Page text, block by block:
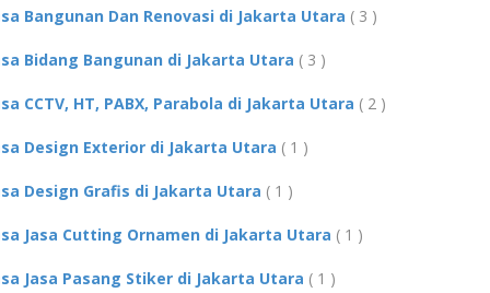
Bangunan Dan Renovasi di Jakarta Utara ( 3 )
Bidang Bangunan di Jakarta Utara ( 3 )
CCTV, HT, PABX, Parabola di Jakarta Utara ( 2 )
Design Exterior di Jakarta Utara ( 1 )
Design Grafis di Jakarta Utara ( 1 )
Jasa Cutting Ornamen di Jakarta Utara ( 1 )
Jasa Pasang Stiker di Jakarta Utara ( 1 )